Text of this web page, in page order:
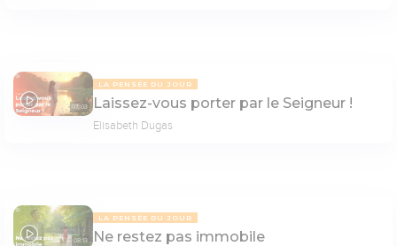
07:03
LA PENSÉE DU JOUR
Laissez-vous porter par le Seigneur !
Elisabeth Dugas
08:13
LA PENSÉE DU JOUR
Ne restez pas immobile